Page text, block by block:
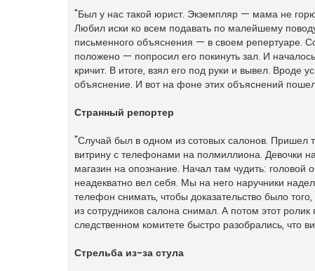
"Был у нас такой юрист. Экземпляр — мама не
Любил иски ко всем подавать по малейшему
письменного объяснения — в своем репертуаре.
положено — попросил его покинуть зал. И
кричит. В итоге, взял его под руки и вывел. Вроде
объяснение. И вот на фоне этих объяснений
Странный репортер
"Случай был в одном из сотовых салонов. Пришел
витрину с телефонами на полмиллиона. Девочки
магазин на опознание. Начал там чудить: головой
неадекватно вел себя. Мы на него наручники
телефон снимать, чтобы доказательство было
из сотрудников салона снимал. А потом этот
следственном комитете быстро разобрались, что
Стрельба из-за стула